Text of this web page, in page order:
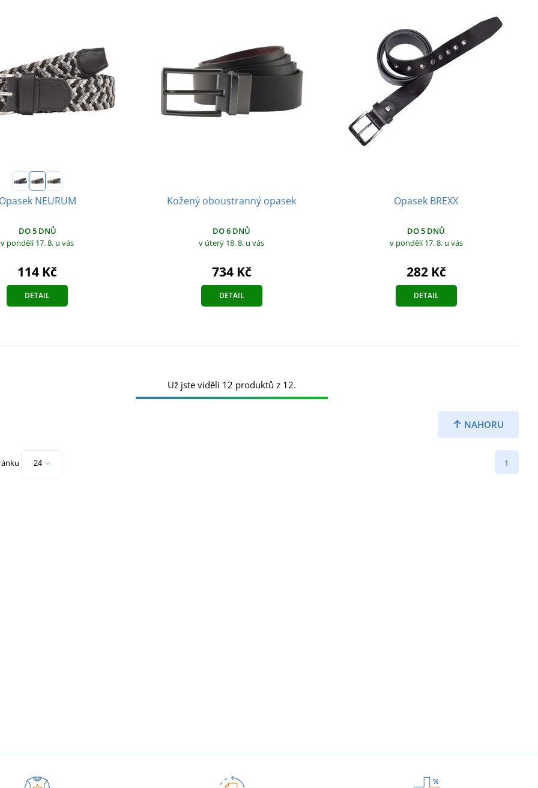
Opasek NEURUM
DO 5 DNŮ
v pondělí 17. 8. u vás
114 Kč
DETAIL
Kožený oboustranný opasek
DO 6 DNŮ
v úterý 18. 8. u vás
734 Kč
DETAIL
Opasek BREXX
DO 5 DNŮ
v pondělí 17. 8. u vás
282 Kč
DETAIL
NAHORU
Už jste viděli 12 produktů z 12.
1